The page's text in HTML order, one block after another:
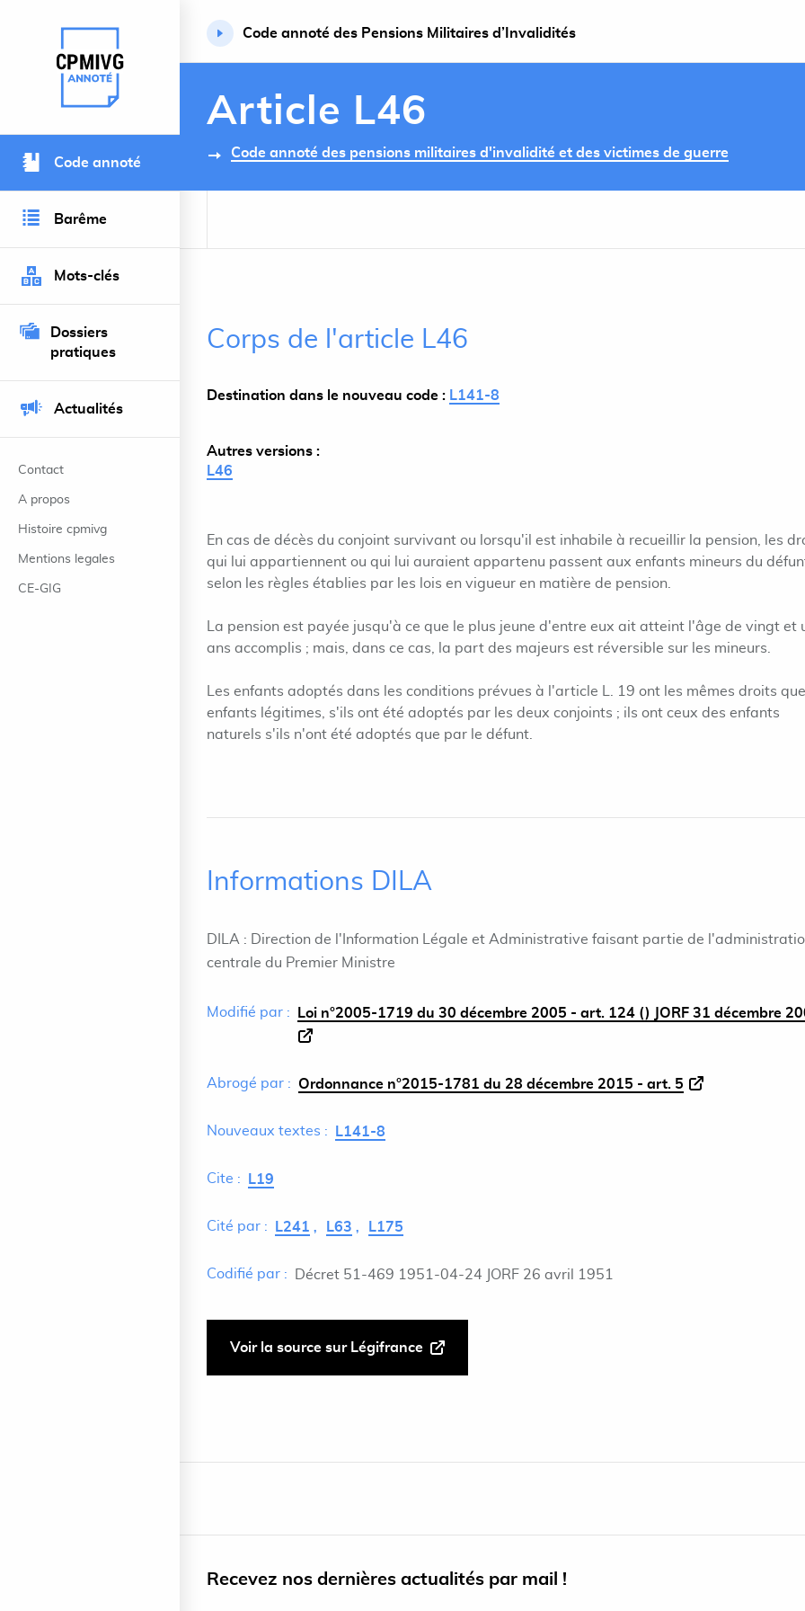
Retour à l’accueil du site
Code annoté
Barême
Mots-clés
Dossiers
pratiques
Actualités
Contact
A propos
Histoire cpmivg
Mentions legales
CE-GIG
Code annoté des Pensions Militaires d’Invalidités
Article L46
Code annoté des pensions militaires d'invalidité et des victimes de guerre
Corps de l'article L46
Destination dans le nouveau code : L141-8
Autres versions :
L46
En cas de décès du conjoint survivant ou lorsqu'il est inhabile à recueillir la pension, les
qui lui appartiennent ou qui lui auraient appartenu passent aux enfants mineurs du
selon les règles établies par les lois en vigueur en matière de pension.
La pension est payée jusqu'à ce que le plus jeune d'entre eux ait atteint l'âge de vingt et
ans accomplis ; mais, dans ce cas, la part des majeurs est réversible sur les mineurs.
Les enfants adoptés dans les conditions prévues à l'article L. 19 ont les mêmes droits
enfants légitimes, s'ils ont été adoptés par les deux conjoints ; ils ont ceux des enfants
naturels s'ils n'ont été adoptés que par le défunt.
Informations DILA
DILA : Direction de l'Information Légale et Administrative faisant partie de
centrale du Premier Ministre
Modifié par : Loi n°2005-1719 du 30 décembre 2005 - art. 124 () JORF 31 décembre
Abrogé par : Ordonnance n°2015-1781 du 28 décembre 2015 - art. 5
Nouveaux textes : L141-8
Cite : L19
Cité par : L241 L63 L175
Codifié par : Décret 51-469 1951-04-24 JORF 26 avril 1951
Voir la source sur Légifrance
Recevez nos dernières actualités par mail !